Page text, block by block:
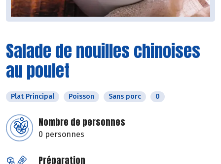
Salade de nouilles chinoises
au poulet
Plat Principal Poisson Sans porc 0
Nombre de personnes
0 personnes
Préparation